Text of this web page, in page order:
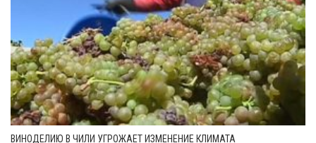
ВИНОДЕЛИЮ В ЧИЛИ УГРОЖАЕТ ИЗМЕНЕНИЕ КЛИМАТА